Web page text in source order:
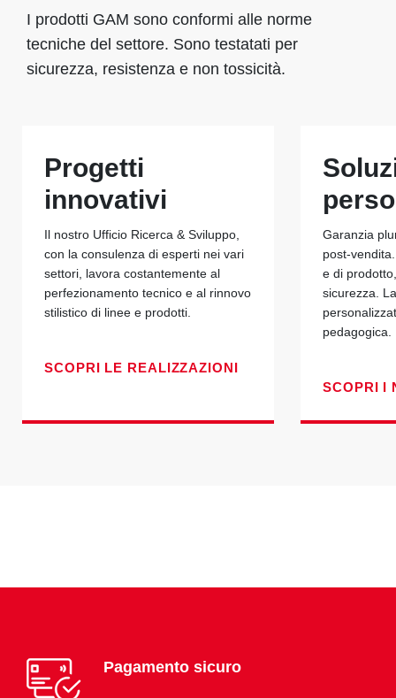
I prodotti GAM sono conformi alle norme
tecniche del settore. Sono testatati per
sicurezza, resistenza e non tossicità.
Progetti
innovativi
Il nostro Ufficio Ricerca & Sviluppo,
con la consulenza di esperti nei vari
settori, lavora costantemente al
perfezionamento tecnico e al rinnovo
stilistico di linee e prodotti.
SCOPRI LE REALIZZAZIONI
Garanzia
post-
e di
sicurezza.
pedagogica.
SCOPRI I
Pagamento sicuro